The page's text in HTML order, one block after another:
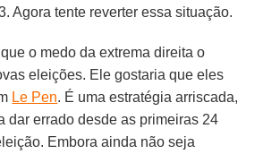
Agora tente reverter essa situação.
o medo da extrema direita o
eleições. Ele gostaria que eles
Le Pen. É uma estratégia arriscada,
dar errado desde as primeiras 24
Embora ainda não seja